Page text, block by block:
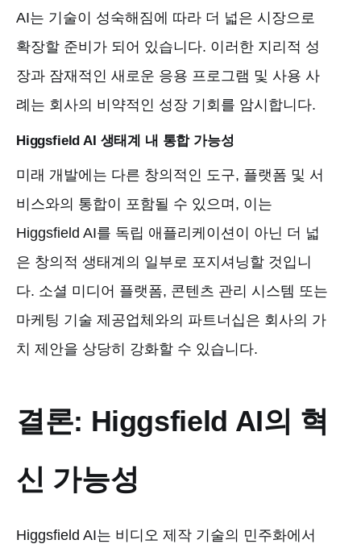
AI는 기술이 성숙해짐에 따라 더 넓은 시장으로
확장할 준비가 되어 있습니다. 이러한 지리적 성
장과 잠재적인 새로운 응용 프로그램 및 사용 사
례는 회사의 비약적인 성장 기회를 암시합니다.
Higgsfield AI 생태계 내 통합 가능성
미래 개발에는 다른 창의적인 도구, 플랫폼 및 서
비스와의 통합이 포함될 수 있으며, 이는
Higgsfield AI를 독립 애플리케이션이 아닌 더 넓
은 창의적 생태계의 일부로 포지셔닝할 것입니
다. 소셜 미디어 플랫폼, 콘텐츠 관리 시스템 또는
마케팅 기술 제공업체와의 파트너십은 회사의 가
치 제안을 상당히 강화할 수 있습니다.
결론: Higgsfield AI의 혁
신 가능성
Higgsfield AI는 비디오 제작 기술의 민주화에서